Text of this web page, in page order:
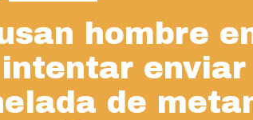
hombre
enviar
de